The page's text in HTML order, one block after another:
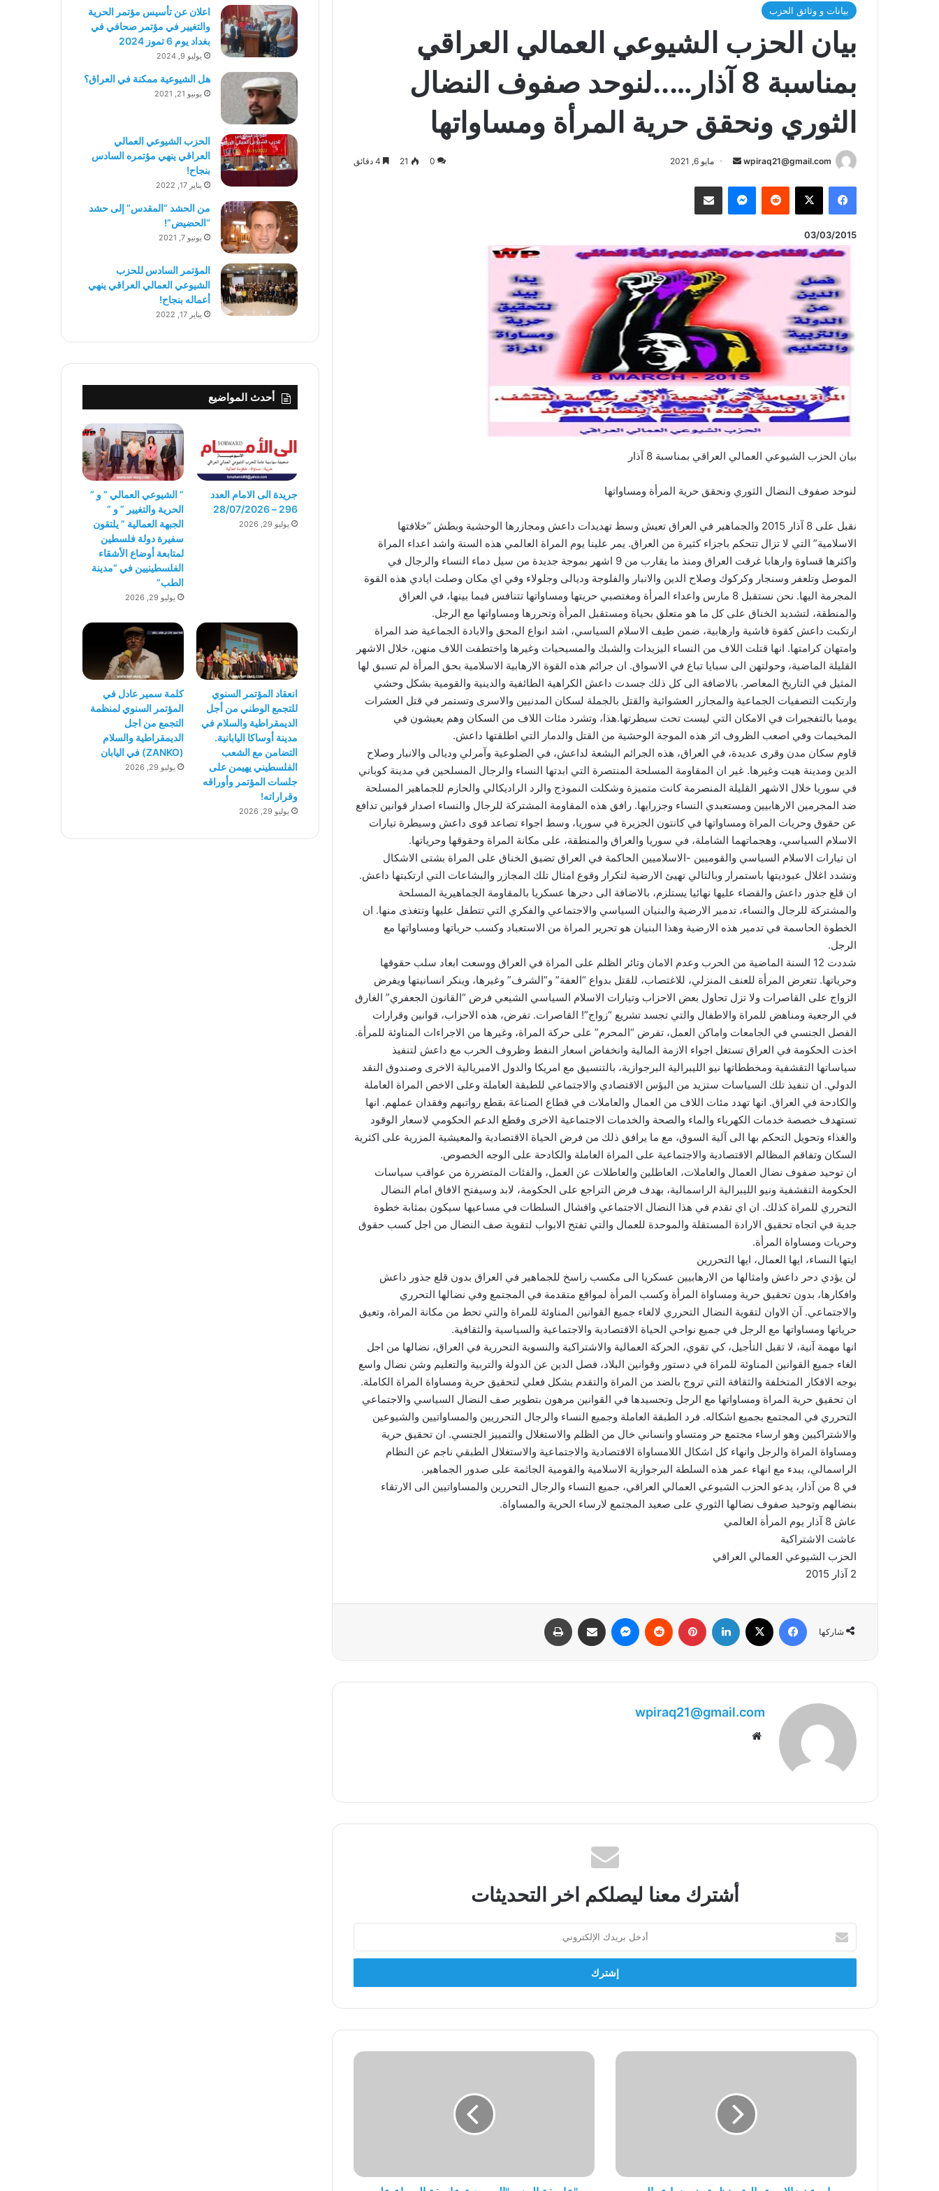
بيانات و وثائق الحزب
بيان الحزب الشيوعي العمالي العراقي
بمناسبة 8 آذار…..لنوحد صفوف النضال
الثوري ونحقق حرية المرأة ومساواتها
wpiraq21@gmail.com
أرسل
إلكترونيا
مايو 6, 2021 0
21
فيسبوك ‫X ماسنجر مشاركة عبر البريد
03/03/2015
بيان الحزب الشيوعي العمالي العراقي بمناسبة 8 آذار
لنوحد صفوف النضال الثوري ونحقق حرية المرأة ومساواتها
نقبل على 8 آذار 2015 والجماهير في العراق تعيش وسط تهديدات داعش ومجازرها الوحشية وبطش “خلافتها
الاسلامية” التي لا تزال تتحكم باجزاء كثيرة من العراق. يمر علينا يوم المراة العالمي هذه السنة واشد اعداء المراة
واكثرها قساوة وارهابا غرقت العراق ومنذ ما يقارب من 9 اشهر بموجة جديدة من سيل دماء النساء والرجال في
الموصل وتلعفر وسنجار وكركوك وصلاح الدين والانبار والفلوجة وديالى وجلولاء وفي اي مكان وصلت ايادي هذه القوة
المجرمة اليها. نحن نستقبل 8 مارس واعداء المرأة ومغتصبي حريتها ومساواتها تتنافس فيما بينها، في العراق
والمنطقة، لتشديد الخناق على كل ما هو متعلق بحياة ومستقبل المرأة وتحررها ومساواتها مع الرجل.
ارتكبت داعش كقوة فاشية وارهابية، ضمن طيف الاسلام السياسي، اشد انواع المحق والابادة الجماعية ضد المراة
وامتهان كرامتها. انها قتلت اللاف من النساء اليزيدات والشبك والمسيحيات وغيرها واختطفت اللاف منهن، خلال الاشهر
القليلة الماضية، وحولتهن الى سبايا تباع في الاسواق. ان جرائم هذه القوة الارهابية الاسلامية بحق المرأة لم تسبق لها
المثيل في التاريخ المعاصر. بالاضافة الى كل ذلك جسدت داعش الكراهية الطائفية والدينية والقومية بشكل وحشي
وارتكبت التصفيات الجماعية والمجازر العشوائية والقتل بالجملة لسكان المدنيين والاسرى وتستمر في قتل العشرات
يوميا بالتفجيرات في الامكان التي ليست تحت سيطرتها.هذا، وتشرد مئات اللاف من السكان وهم يعيشون في
المخيمات وفي اصعب الظروف اثر هذه الموجة الوحشية من القتل والدمار التي اطلقتها داعش.
قاوم سكان مدن وقرى عديدة، في العراق، هذه الجرائم البشعة لداعش، في الضلوعية وآمرلي وديالى والانبار وصلاح
الدين ومدينة هيت وغيرها. غير ان المقاومة المسلحة المنتصرة التي ابدتها النساء والرجال المسلحين في مدينة كوباني
في سوريا خلال الاشهر القليلة المنصرمة كانت متميزة وشكلت النموذج والرد الراديكالي والحازم للجماهير المسلحة
ضد المجرمين الارهابيين ومستعبدي النساء وجزرايها. رافق هذه المقاومة المشتركة للرجال والنساء اصدار قوانين تدافع
عن حقوق وحريات المراة ومساواتها في كانتون الجزيرة في سوريا، وسط اجواء تصاعد قوى داعش وسيطرة تيارات
الاسلام السياسي، وهجماتهما الشاملة، في سوريا والعراق والمنطقة، على مكانة المراة وحقوقها وحرياتها.
ان تيارات الاسلام السياسي والقوميين -الاسلاميين الحاكمة في العراق تضيق الخناق على المراة بشتى الاشكال
وتشدد اغلال عبوديتها باستمرار وبالتالي تهيئ الارضية لتكرار وقوع امثال تلك المجازر والبشاعات التي ارتكبتها داعش.
ان قلع جذور داعش والقضاء عليها نهائيا يستلزم، بالاضافة الى دحرها عسكريا بالمقاومة الجماهيرية المسلحة
والمشتركة للرجال والنساء، تدمير الارضية والبنيان السياسي والاجتماعي والفكري التي تتطفل عليها وتتغذى منها. ان
الخطوة الحاسمة في تدمير هذه الارضية وهذا البنيان هو تحرير المراة من الاستعباد وكسب حرياتها ومساواتها مع
الرجل.
شددت 12 السنة الماضية من الحرب وعدم الامان وتائر الظلم على المراة في العراق ووسعت ابعاد سلب حقوقها
وحرياتها. تتعرض المرأة للعنف المنزلي، للاغتصاب، للقتل بدواع “العفة” و”الشرف” وغيرها، وينكر انسانيتها ويفرض
الزواج على القاصرات ولا تزل تحاول بعض الاحزاب وتيارات الاسلام السياسي الشيعي فرض “القانون الجعفري” الغارق
في الرجعية ومناهض للمراة والاطفال والتي تجسد تشريع “زواج”! القاصرات. تفرض، هذه الاحزاب، قوانين وقرارات
الفصل الجنسي في الجامعات واماكن العمل، تفرض “المحرم” على حركة المراة، وغيرها من الاجراءات المناوئة للمرأة.
اخذت الحكومة في العراق تستغل اجواء الازمة المالية وانخفاض اسعار النفط وظروف الحرب مع داعش لتنفيذ
سياساتها التقشفية ومخططاتها نيو الليبرالية البرجوازية، بالتنسيق مع امريكا والدول الامبريالية الاخرى وصندوق النقد
الدولي. ان تنفيذ تلك السياسات ستزيد من البؤس الاقتصادي والاجتماعي للطبقة العاملة وعلى الاخص المراة العاملة
والكادحة في العراق. انها تهدد مئات اللاف من العمال والعاملات في قطاع الصناعة بقطع رواتبهم وفقدان عملهم. انها
تستهدف خصصة خدمات الكهرباء والماء والصحة والخدمات الاجتماعية الاخرى وقطع الدعم الحكومي لاسعار الوقود
والغذاء وتحويل التحكم بها الى آلية السوق، مع ما يرافق ذلك من فرض الحياة الاقتصادية والمعيشية المزرية على اكثرية
السكان وتفاقم المظالم الاقتصادية والاجتماعية على المراة العاملة والكادحة على الوجه الخصوص.
ان توحيد صفوف نضال العمال والعاملات، العاطلين والعاطلات عن العمل، والفئات المتضررة من عواقب سياسات
الحكومة التقشفية ونيو الليبرالية الراسمالية، بهدف فرض التراجع على الحكومة، لابد وسيفتح الافاق امام النضال
التحرري للمراة كذلك. ان اي تقدم في هذا النضال الاجتماعي وافشال السلطات في مساعيها سيكون بمثابة خطوة
جدية في اتجاه تحقيق الارادة المستقلة والموحدة للعمال والتي تفتح الابواب لتقوية صف النضال من اجل كسب حقوق
وحريات ومساواة المرأة.
ايتها النساء، ايها العمال، ايها التحررين
لن يؤدي دحر داعش وامثالها من الارهابيين عسكريا الى مكسب راسخ للجماهير في العراق بدون قلع جذور داعش
وافكارها، بدون تحقيق حرية ومساواة المرأة وكسب المرأة لمواقع متقدمة في المجتمع وفي نضالها التحرري
والاجتماعي. آن الاوان لتقوية النضال التحرري لالغاء جميع القوانين المناوئة للمراة والتي تحط من مكانة المراة، وتعيق
حرياتها ومساواتها مع الرجل في جميع نواحي الحياة الاقتصادية والاجتماعية والسياسية والثقافية.
انها مهمة آنية، لا تقبل التأجيل، كي تقوي، الحركة العمالية والاشتراكية والنسوية التحررية في العراق، نضالها من اجل
الغاء جميع القوانين المناوئة للمراة في دستور وقوانين البلاد، فصل الدين عن الدولة والتربية والتعليم وشن نضال واسع
بوجه الافكار المتخلفة والثقافة التي تروج بالضد من المراة والتقدم بشكل فعلي لتحقيق حرية ومساواة المراة الكاملة.
ان تحقيق حرية المراة ومساواتها مع الرجل وتجسيدها في القوانين مرهون بتطوير صف النضال السياسي والاجتماعي
التحرري في المجتمع بجميع اشكاله. فرد الطبقة العاملة وجميع النساء والرجال التحرريين والمساواتيين والشيوعين
والاشتراكيين وهو ارساء مجتمع حر ومتساو وانساني خال من الظلم والاستغلال والتمييز الجنسي. ان تحقيق حرية
ومساواة المراة والرجل وانهاء كل اشكال اللامساواة الاقتصادية والاجتماعية والاستغلال الطبقي ناجم عن النظام
الراسمالي، يبدء مع انهاء عمر هذه السلطة البرجوازية الاسلامية والقومية الجاثمة على صدور الجماهير.
في 8 من آذار، يدعو الحزب الشيوعي العمالي العراقي، جميع النساء والرجال التحررين والمساواتيين الى الارتقاء
بنضالهم وتوحيد صفوف نضالها الثوري على صعيد المجتمع لارساء الحرية والمساواة.
عاش 8 آذار يوم المرأة العالمي
عاشت الاشتراكية
الحزب الشيوعي العمالي العراقي
2 آذار 2015
شاركها
فيسبوك لينكدإن بينتيريست ماسنجر مشاركة عبر البريد
wpiraq21@gmail.com
أشترك معنا ليصلكم اخر التحديثات
بريدك
الإلكتروني
اروع
في
"عاصفة
الاقطااب
اعلان عن تأسيس مؤتمر الحرية
والتغيير في مؤتمر صحافي في
بغداد يوم 6 تموز 2024
يوليو 9, 2024
هل الشيوعية ممكنة في العراق؟
يونيو 21, 2021
الحزب الشيوعي العمالي
العراقي ينهي مؤتمره السادس
بنجاح!
يناير 17, 2022
من الحشد “المقدس” إلى حشد
“الحضيض”!
يونيو 7, 2021
المؤتمر السادس للحزب
الشيوعي العمالي العراقي ينهي
أعماله بنجاح!
يناير 17, 2022
أحدث المواضيع
جريدة الى الامام العدد
296 – 28/07/2026
يوليو 29, 2026
” الشيوعي العمالي ” و ”
الحرية والتغيير ” و ”
الجبهة العمالية ” يلتقون
سفيرة دولة فلسطين
لمتابعة أوضاع الأشقاء
الفلسطينيين في “مدينة
الطب”
يوليو 29, 2026
انعقاد المؤتمر السنوي
للتجمع الوطني من أجل
الديمقراطية والسلام في
مدينة أوساكا اليابانية.
التضامن مع الشعب
الفلسطيني يهيمن على
جلسات المؤتمر وأوراقه
وقراراته!
يوليو 29, 2026
كلمة سمير عادل في
المؤتمر السنوي لمنظمة
التجمع من اجل
الديمقراطية والسلام
(ZANKO) في اليابان
يوليو 29, 2026